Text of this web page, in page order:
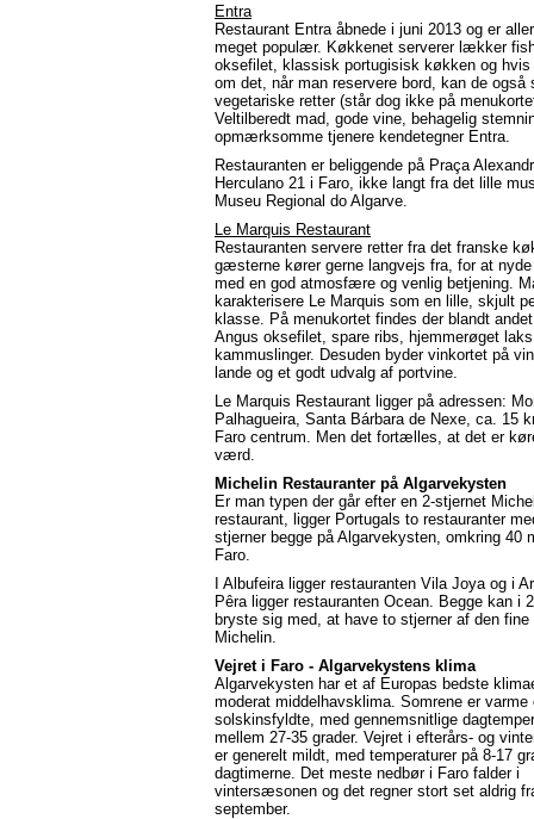
Entra
Restaurant Entra åbnede i juni 2013 og er
meget populær. Køkkenet serverer lækker
oksefilet, klassisk portugisisk køkken og hvis
om det, når man reservere bord, kan de også
vegetariske retter (står dog ikke på
Veltilberedt mad, gode vine, behagelig
opmærksomme tjenere kendetegner Entra.
Restauranten er beliggende på Praça
Herculano 21 i Faro, ikke langt fra det lille
Museu Regional do Algarve.
Le Marquis Restaurant
Restauranten servere retter fra det franske
gæsterne kører gerne langvejs fra, for at
med en god atmosfære og venlig betjening.
karakterisere Le Marquis som en lille, skjult
klasse. På menukortet findes der blandt
Angus oksefilet, spare ribs, hjemmerøget
kammuslinger. Desuden byder vinkortet på
lande og et godt udvalg af portvine.
Le Marquis Restaurant ligger på adressen:
Palhagueira, Santa Bárbara de Nexe, ca. 15
Faro centrum. Men det fortælles, at det er
værd.
Michelin Restauranter på Algarvekysten
Er man typen der går efter en 2-stjernet
restaurant, ligger Portugals to restauranter
stjerner begge på Algarvekysten, omkring 40
Faro.
I Albufeira ligger restauranten Vila Joya og i
Pêra ligger restauranten Ocean. Begge kan i
bryste sig med, at have to stjerner af den
Michelin.
Vejret i Faro - Algarvekystens klima
Algarvekysten har et af Europas bedste
moderat middelhavsklima. Somrene er varme
solskinsfyldte, med gennemsnitlige
mellem 27-35 grader. Vejret i efterårs- og
er generelt mildt, med temperaturer på 8-17
dagtimerne. Det meste nedbør i Faro falder i
vintersæsonen og det regner stort set aldrig
september.